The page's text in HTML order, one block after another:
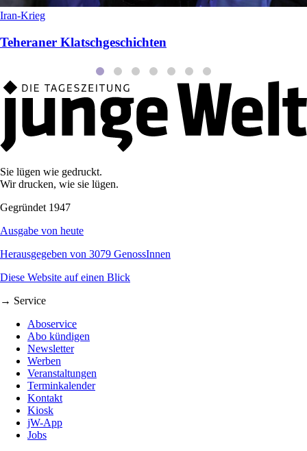
Iran-Krieg
Teheraner Klatschgeschichten
Sie lügen wie gedruckt.
Wir drucken, wie sie lügen.
Gegründet 1947
Ausgabe von heute
Herausgegeben von 3079 GenossInnen
Diese Website auf einen Blick
→ Service
Aboservice
Abo kündigen
Newsletter
Werben
Veranstaltungen
Terminkalender
Kontakt
Kiosk
jW-App
Jobs